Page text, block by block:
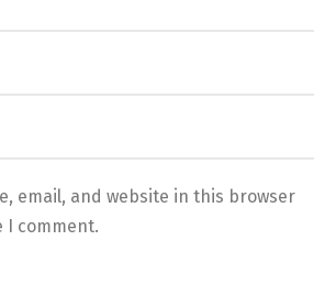
email, and website in this browser
comment.